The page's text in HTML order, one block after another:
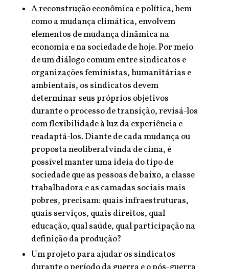
A reconstrução econômica e política, bem
como a mudança climática, envolvem
elementos de mudança dinâmica na
economia e na sociedade de hoje. Por meio
de um diálogo comum entre sindicatos e
organizações feministas, humanitárias e
ambientais, os sindicatos devem
determinar seus próprios objetivos
durante o processo de transição, revisá-los
com flexibilidade à luz da experiência e
readaptá-los. Diante de cada mudança ou
proposta neoliberal vinda de cima, é
possível manter uma ideia do tipo de
sociedade que as pessoas de baixo, a classe
trabalhadora e as camadas sociais mais
pobres, precisam: quais infraestruturas,
quais serviços, quais direitos, qual
educação, qual saúde, qual participação na
definição da produção?
Um projeto para ajudar os sindicatos